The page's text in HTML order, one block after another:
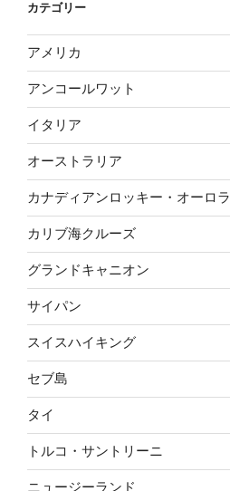
カテゴリー
アメリカ
アンコールワット
イタリア
オーストラリア
カナディアンロッキー・オーロラ
カリブ海クルーズ
グランドキャニオン
サイパン
スイスハイキング
セブ島
タイ
トルコ・サントリーニ
ニュージーランド